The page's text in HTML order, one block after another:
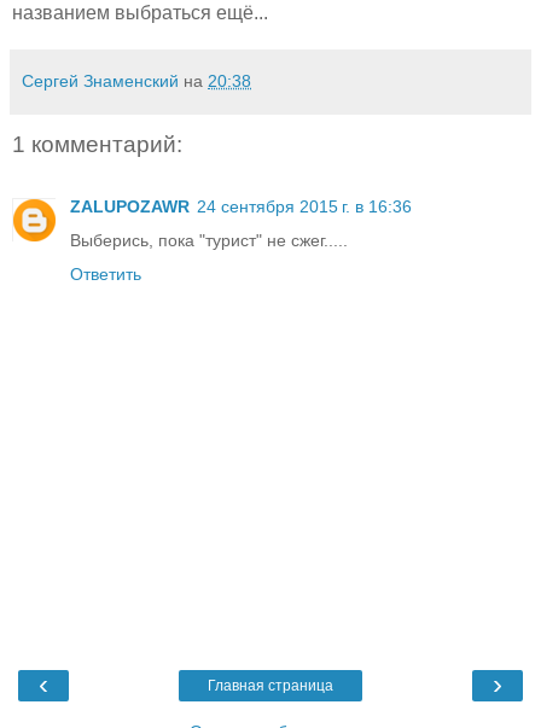
названием выбраться ещё...
Сергей Знаменский на 20:38
1 комментарий:
ZALUPOZAWR 24 сентября 2015 г. в 16:36
Выберись, пока "турист" не сжег.....
Ответить
‹ ›
Главная страница